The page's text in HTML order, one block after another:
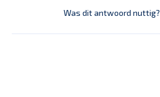
Was dit antwoord nuttig?